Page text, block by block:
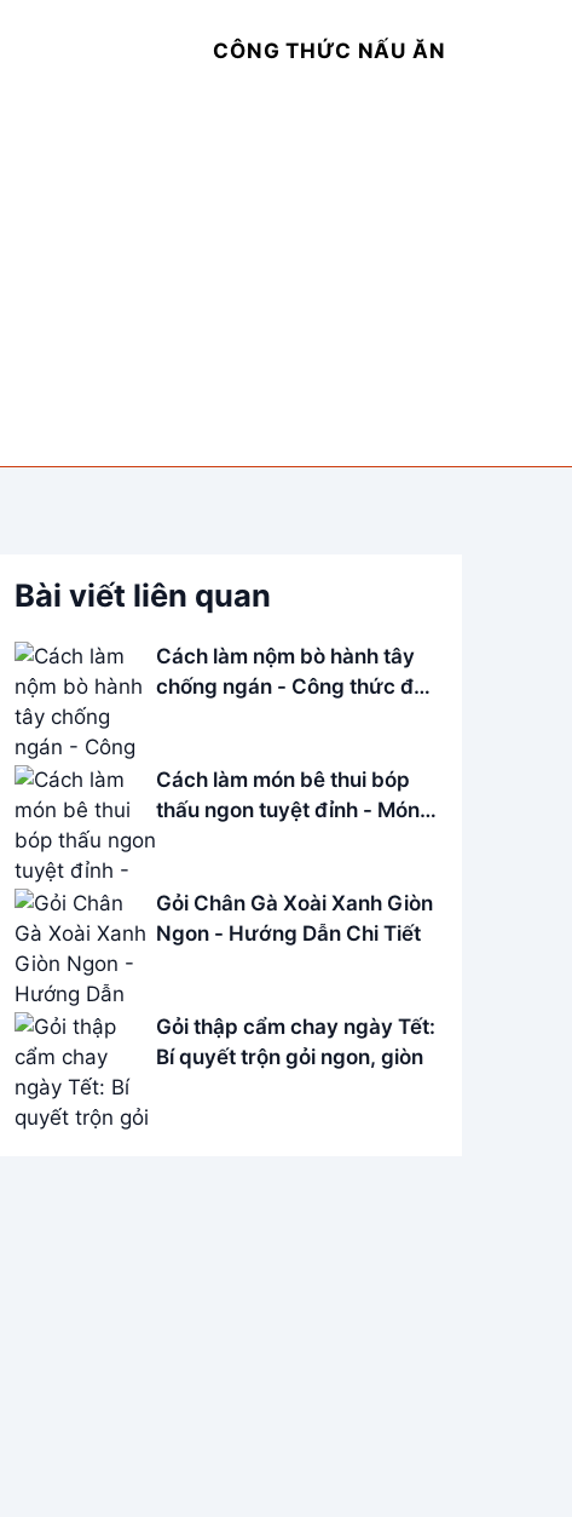
CÔNG THỨC NẤU ĂN
Bài viết liên quan
Cách làm nộm bò hành tây
chống ngán - Công thức đơn
Cách làm món bê thui bóp
thấu ngon tuyệt đỉnh - Món
Gỏi Chân Gà Xoài Xanh Giòn
Ngon - Hướng Dẫn Chi Tiết
Gỏi thập cẩm chay ngày Tết:
Bí quyết trộn gỏi ngon, giòn